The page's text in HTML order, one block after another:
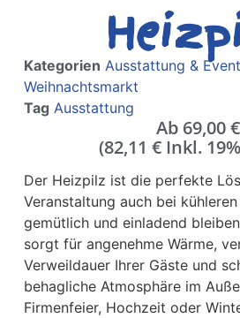
Kategorien Ausstattung &
Weihnachtsmarkt
Tag Ausstattung
Ab 69,00€
(82,11 €Inkl.
Der Heizpilz ist die perfekte
Veranstaltung auch bei
gemütlich und einladend
sorgt für angenehme Wärme,
Verweildauer Ihrer Gäste und
behagliche Atmosphäre im
Firmenfeier, Hochzeit oder